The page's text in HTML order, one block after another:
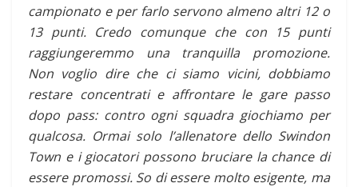
campionato e per farlo servono almeno altri 12 o
13 punti. Credo comunque che con 15 punti
raggiungeremmo una tranquilla promozione.
Non voglio dire che ci siamo vicini, dobbiamo
restare concentrati e affrontare le gare passo
dopo pass: contro ogni squadra giochiamo per
qualcosa. Ormai solo l’allenatore dello Swindon
Town e i giocatori possono bruciare la chance di
essere promossi. So di essere molto esigente, ma